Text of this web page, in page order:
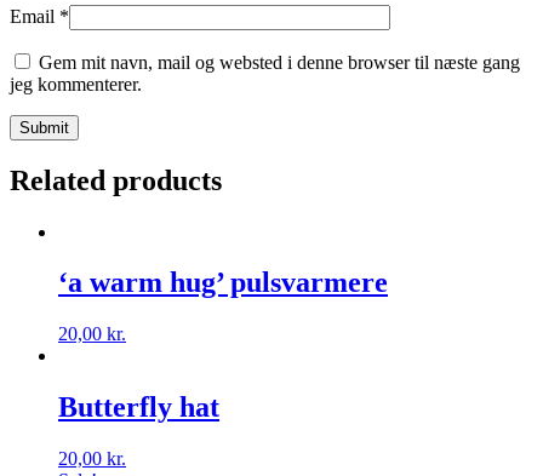
Email *
Gem mit navn, mail og websted i denne browser til næste gang
jeg kommenterer.
Related products
‘a warm hug’ pulsvarmere
20,00 kr.
Butterfly hat
20,00 kr.